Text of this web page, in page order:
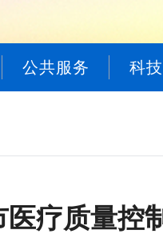
公共服务 科
疗质量控